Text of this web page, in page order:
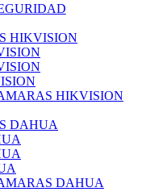
HIKVISION
HIKVISION
DAHUA
DAHUA